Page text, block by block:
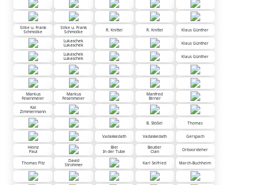
Silke u. Frank
Schmolke
Silke u. Frank
Schmolke R. Knittel R. Knittel Klaus Günther
Lukaschek
Lukaschek Klaus Günther
Lukaschek
Lukaschek Klaus Günther
Markus
Fesenmeier
Markus
Fesenmeier
Manfred
Birner
Kai
Zimmermann
B. Stößel Thomas
Vadakkedath Vadakkedath Gerspach
Heinz
Paul
Blei
In der Tube
Beutler
Clan Ortsvorsteher
Thomas Pitz David
Strohmer Karl Seifried March-Buchheim